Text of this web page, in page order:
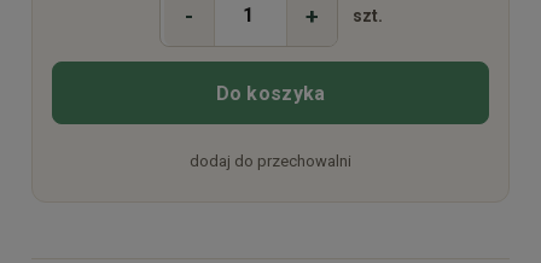
- + szt.
Do koszyka
dodaj do przechowalni